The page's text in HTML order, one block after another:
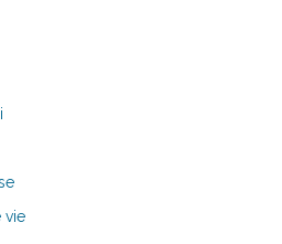
vie